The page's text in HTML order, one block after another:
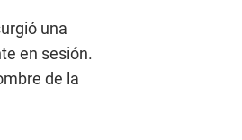
una
en sesión.
de la